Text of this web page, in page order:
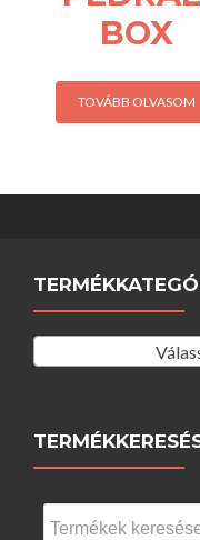
BOX
TOVÁBB OLVASOM
Keresés
a